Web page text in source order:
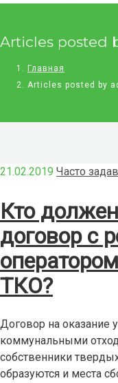
Articles posted
Главная
Articles posted by
21.02.2019 Часто
Кто
договор с
ТКО?
Договор на оказание
коммунальными
собственники
образуются и места